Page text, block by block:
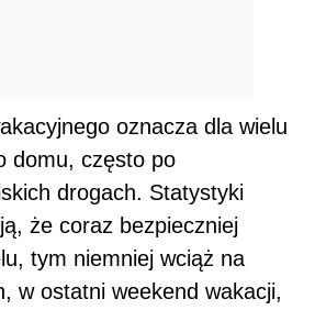
oznacza dla wielu
domu, często po
drogach. Statystyki
że coraz bezpieczniej
tym niemniej wciąż na
w ostatni weekend wakacji,